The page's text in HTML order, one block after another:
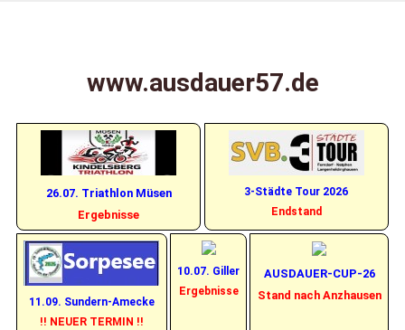
– Laufen in
SI, AK, OE
und darüber
hinaus
www.ausdauer57.de
26.07. Triathlon Müsen
Ergebnisse
3-Städte Tour 2026
Endstand
11.09. Sundern-Amecke
!! NEUER TERMIN !!
10.07. Giller
Ergebnisse
AUSDAUER-CUP-26
Stand nach Anzhausen